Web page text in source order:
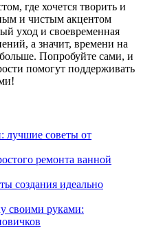
где хочется творить и
и чистым акцентом
уход и своевременная
а значит, времени на
Попробуйте сами, и
помогут поддерживать
лучшие советы от
ремонта ванной
создания идеально
своими руками: